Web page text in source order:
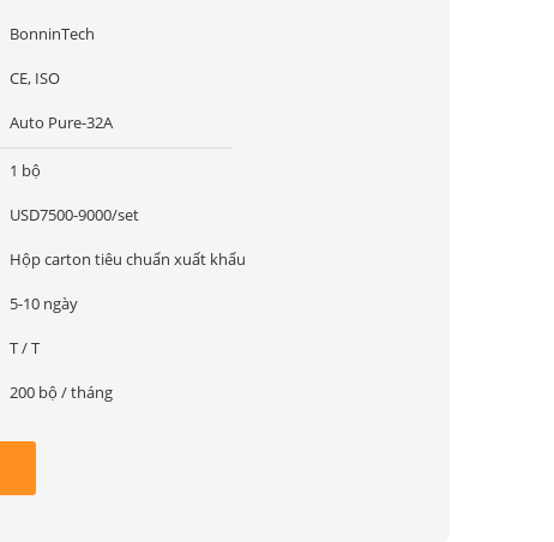
BonninTech
CE, ISO
Auto Pure-32A
1 bộ
USD7500-9000/set
Hộp carton tiêu chuẩn xuất khẩu
5-10 ngày
T / T
200 bộ / tháng